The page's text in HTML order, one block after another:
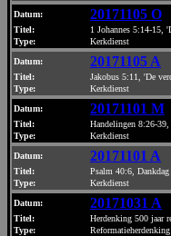
Datum: 20171105 O
Titel:
1 Johannes 5:14-15,
Type:
Kerkdienst
Datum: 20171105 A
Titel:
Jakobus 5:11, 'De
Type:
Kerkdienst
Datum: 20171101 M
Titel:
Handelingen 8:26-39,
Type:
Kerkdienst
Datum: 20171101 A
Titel:
Psalm 40:6, Dankdag
Type:
Kerkdienst
Datum: 20171031 A
Titel:
Herdenking 500 jaar
Type:
Reformatieherdenking